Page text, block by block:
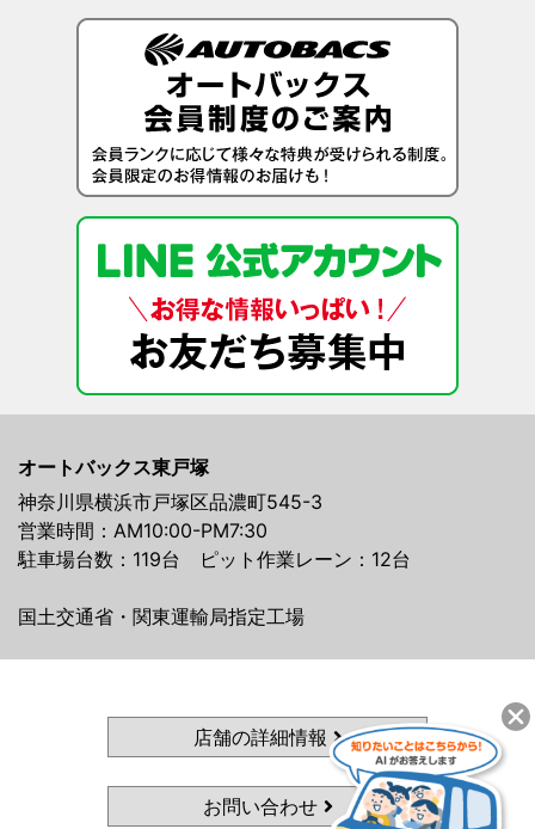
オートバックス東戸塚
神奈川県横浜市戸塚区品濃町545-3
営業時間：AM10:00-PM7:30
駐車場台数：119台 ピット作業レーン：12台
国土交通省・関東運輸局指定工場
店舗の詳細情報
お問い合わせ